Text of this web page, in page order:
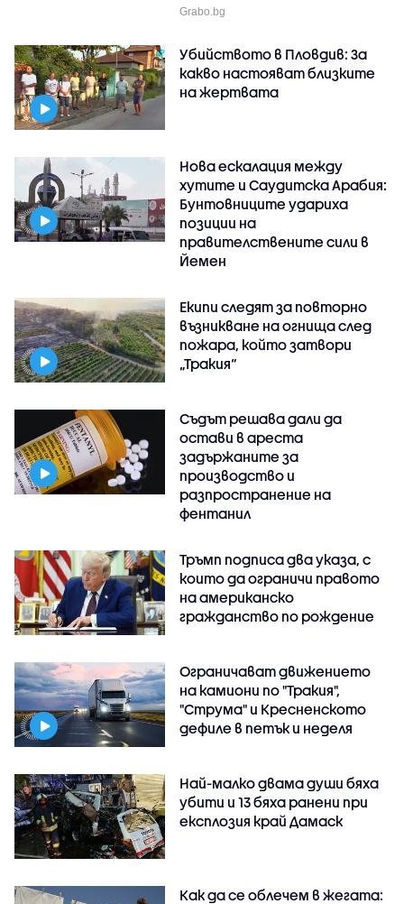
Grabo.bg
Убийството в Пловдив: За
какво настояват близките
на жертвата
Нова ескалация между
хутите и Саудитска Арабия:
Бунтовниците удариха
позиции на
правителствените сили в
Йемен
Екипи следят за повторно
възникване на огнища след
пожара, който затвори
„Тракия“
Съдът решава дали да
остави в ареста
задържаните за
производство и
разпространение на
фентанил
Тръмп подписа два указа, с
които да ограничи правото
на американско
гражданство по рождение
Ограничават движението
на камиони по "Тракия",
"Струма" и Кресненското
дефиле в петък и неделя
Най-малко двама души бяха
убити и 13 бяха ранени при
експлозия край Дамаск
Как да се облечем в жегата: